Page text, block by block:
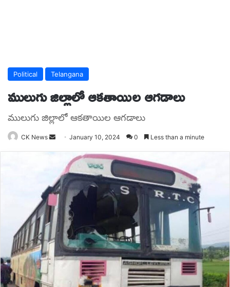
Political Telangana
ములుగు జిల్లాలో ఆకతాయిల ఆగడాలు
ములుగు జిల్లాలో ఆకతాయిల ఆగడాలు
CK News
Send
email
January 10, 2024 0 Less than a minute